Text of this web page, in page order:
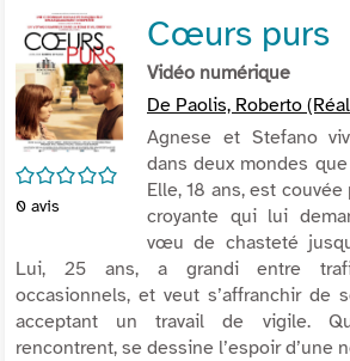
/5
0 avis
Cœurs purs
Vidéo numérique
De Paolis, Roberto
Agnese et Stefano
dans deux mondes
Elle, 18 ans, est
croyante qui lui
vœu de chasteté
Lui, 25 ans, a grandi entre
occasionnels, et veut s’affranchir de
acceptant un travail de vigile.
rencontrent, se dessine l’espoir d’une